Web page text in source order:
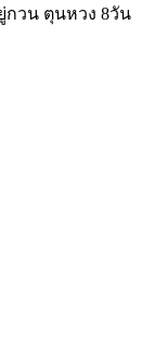
กวน ตุนหวง 8วัน